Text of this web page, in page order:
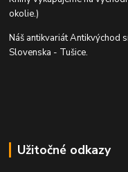
okolie.)
Náš antikvariát Antikvýchod
Slovenska - Tušice.
Užitočné odkazy